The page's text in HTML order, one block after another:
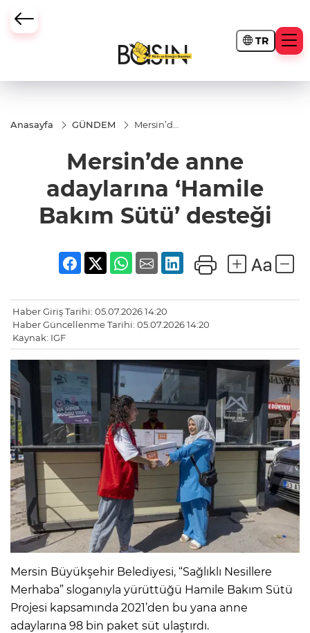
TR
Anasayfa GÜNDEM
Mersin’de
‘Hamile
Bakım
desteği
Mersin’de anne
adaylarına ‘Hamile
Bakım Sütü’ desteği
Haber Giriş Tarihi: 05.07.2026 14:20
Haber Güncellenme Tarihi: 05.07.2026 14:20
Kaynak: IGF
Mersin Büyükşehir Belediyesi, “Sağlıklı Nesillere
Merhaba” sloganıyla yürüttüğü Hamile Bakım Sütü
Projesi kapsamında 2021’den bu yana anne
adaylarına 98 bin paket süt ulaştırdı.